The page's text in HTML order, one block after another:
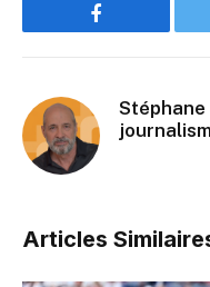
Facebook
Articles